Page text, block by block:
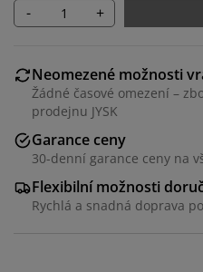
- +
Neomezené možnosti
Žádné časové omezení –
prodejnu JYSK
Garance ceny
30-denní garance ceny na
Flexibilní možnosti
Rychlá a snadná doprava